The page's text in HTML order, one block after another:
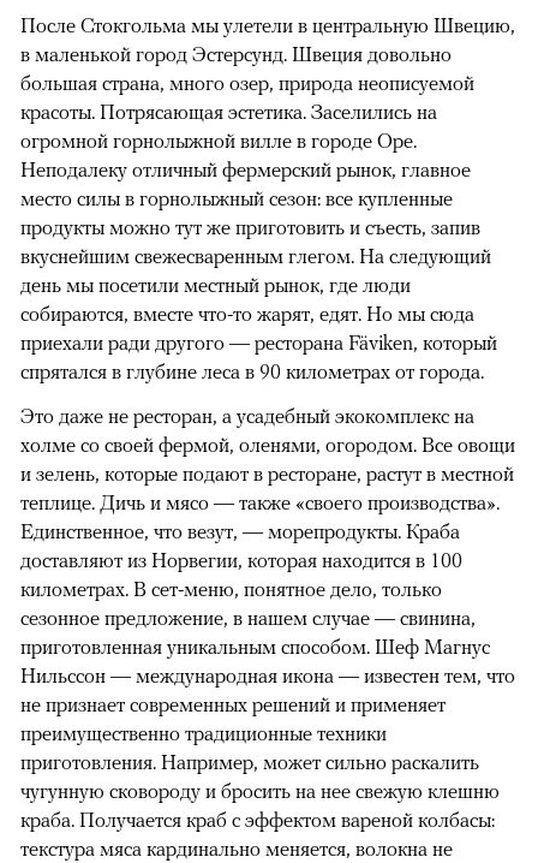
После Стокгольма мы улетели в центральную Швецию,
в маленькой город Эстерсунд. Швеция довольно
большая страна, много озер, природа неописуемой
красоты. Потрясающая эстетика. Заселились на
огромной горнолыжной вилле в городе Оре.
Неподалеку отличный фермерский рынок, главное
место силы в горнолыжный сезон: все купленные
продукты можно тут же приготовить и съесть, запив
вкуснейшим свежесваренным глегом. На следующий
день мы посетили местный рынок, где люди
собираются, вместе что-то жарят, едят. Но мы сюда
приехали ради другого — ресторана Fäviken, который
спрятался в глубине леса в 90 километрах от города.
Это даже не ресторан, а усадебный экокомплекс на
холме со своей фермой, оленями, огородом. Все овощи
и зелень, которые подают в ресторане, растут в местной
теплице. Дичь и мясо — также «своего производства».
Единственное, что везут, — морепродукты. Краба
доставляют из Норвегии, которая находится в 100
километрах. В сет-меню, понятное дело, только
сезонное предложение, в нашем случае — свинина,
приготовленная уникальным способом. Шеф Магнус
Нильcсон — международная икона — известен тем, что
не признает современных решений и применяет
преимущественно традиционные техники
приготовления. Например, может сильно раскалить
чугунную сковороду и бросить на нее свежую клешню
краба. Получается краб с эффектом вареной колбасы:
текстура мяса кардинально меняется, волокна не